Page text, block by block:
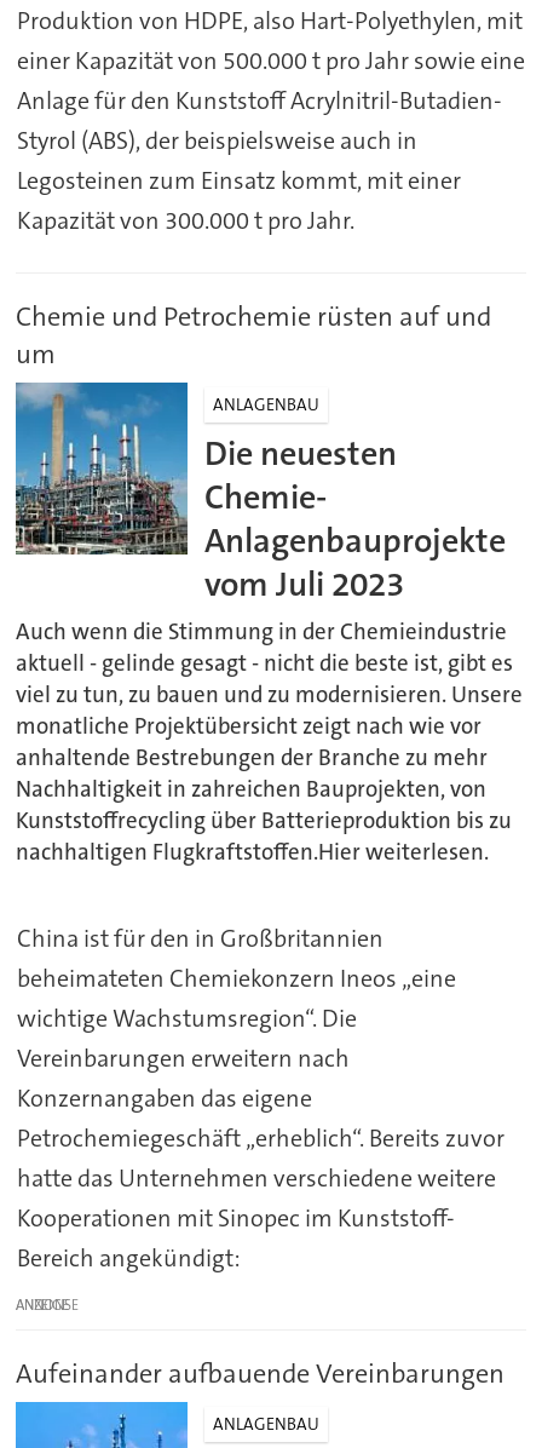
Produktion von HDPE, also Hart-Polyethylen, mit
einer Kapazität von 500.000 t pro Jahr sowie eine
Anlage für den Kunststoff Acrylnitril-Butadien-
Styrol (ABS), der beispielsweise auch in
Legosteinen zum Einsatz kommt, mit einer
Kapazität von 300.000 t pro Jahr.
Chemie und Petrochemie rüsten auf und
um
ANLAGENBAU
Die neuesten
Chemie-
Anlagenbauprojekte
vom Juli 2023
Auch wenn die Stimmung in der Chemieindustrie
aktuell - gelinde gesagt - nicht die beste ist, gibt es
viel zu tun, zu bauen und zu modernisieren. Unsere
monatliche Projektübersicht zeigt nach wie vor
anhaltende Bestrebungen der Branche zu mehr
Nachhaltigkeit in zahreichen Bauprojekten, von
Kunststoffrecycling über Batterieproduktion bis zu
nachhaltigen Flugkraftstoffen.Hier weiterlesen.
China ist für den in Großbritannien
beheimateten Chemiekonzern Ineos „eine
wichtige Wachstumsregion“. Die
Vereinbarungen erweitern nach
Konzernangaben das eigene
Petrochemiegeschäft „erheblich“. Bereits zuvor
hatte das Unternehmen verschiedene weitere
Kooperationen mit Sinopec im Kunststoff-
Bereich angekündigt:
ANZEIGE
Aufeinander aufbauende Vereinbarungen
ANLAGENBAU